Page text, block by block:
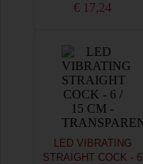
€ 17,24
LED VIBRATING
STRAIGHT COCK - 6